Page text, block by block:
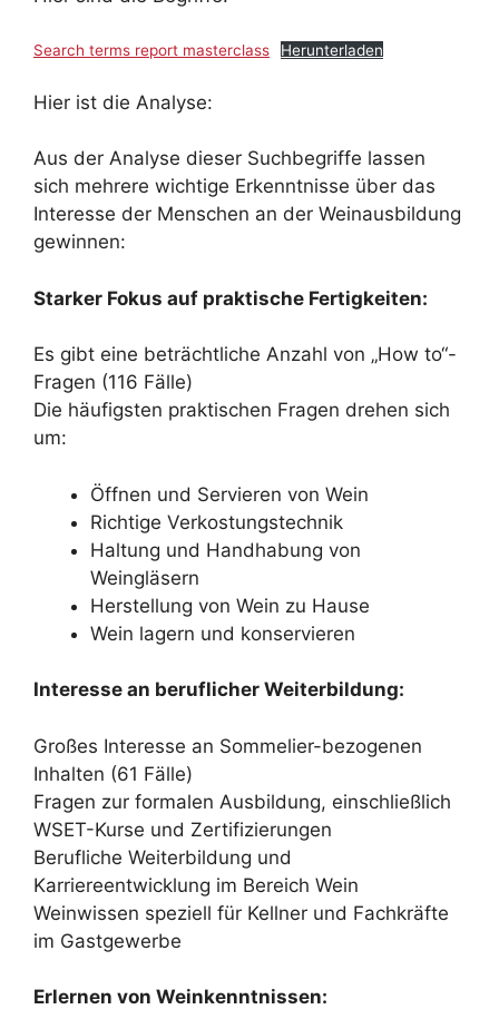
Search terms report masterclass Herunterladen
Hier ist die Analyse:
Aus der Analyse dieser Suchbegriffe lassen
sich mehrere wichtige Erkenntnisse über das
Interesse der Menschen an der Weinausbildung
gewinnen:
Starker Fokus auf praktische Fertigkeiten:
Es gibt eine beträchtliche Anzahl von „How to“-
Fragen (116 Fälle)
Die häufigsten praktischen Fragen drehen sich
um:
Öffnen und Servieren von Wein
Richtige Verkostungstechnik
Haltung und Handhabung von
Weingläsern
Herstellung von Wein zu Hause
Wein lagern und konservieren
Interesse an beruflicher Weiterbildung:
Großes Interesse an Sommelier-bezogenen
Inhalten (61 Fälle)
Fragen zur formalen Ausbildung, einschließlich
WSET-Kurse und Zertifizierungen
Berufliche Weiterbildung und
Karriereentwicklung im Bereich Wein
Weinwissen speziell für Kellner und Fachkräfte
im Gastgewerbe
Erlernen von Weinkenntnissen: